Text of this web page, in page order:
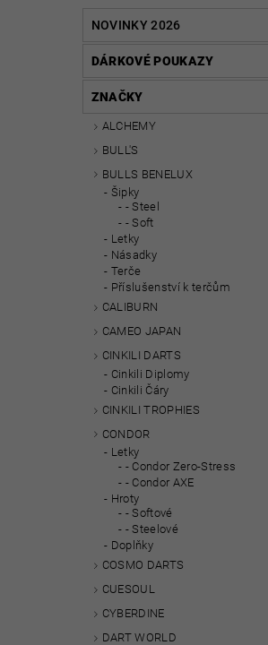
NOVINKY 2026
DÁRKOVÉ POUKAZY
ZNAČKY
ALCHEMY
BULL'S
BULLS BENELUX
Šipky
- Steel
- Soft
Letky
Násadky
Terče
Příslušenství k terčům
CALIBURN
CAMEO JAPAN
CINKILI DARTS
Cinkili Diplomy
Cinkili Čáry
CINKILI TROPHIES
CONDOR
Letky
- Condor Zero-Stress
- Condor AXE
Hroty
- Softové
- Steelové
Doplňky
COSMO DARTS
CUESOUL
CYBERDINE
DART WORLD